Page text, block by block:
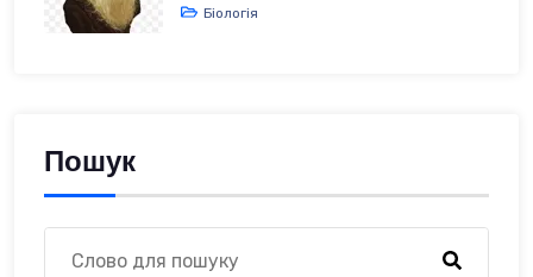
Біологія
Пошук